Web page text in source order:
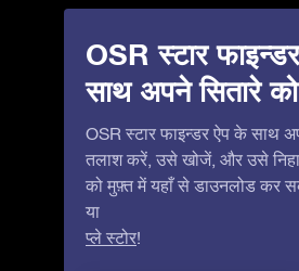
OSR स्टार
साथ अपने सितारे
OSR स्टार फाइन्डर ऐप के साथ
तलाश करें, उसे खोजें, और उसे
को मुफ़्त में यहाँ से डाउनलोड कर
या
प्ले स्टोर!